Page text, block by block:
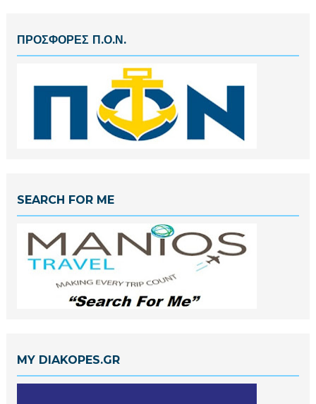
ΠΡΟΣΦΟΡΕΣ Π.Ο.Ν.
SEARCH FOR ME
MY DIAKOPES.GR